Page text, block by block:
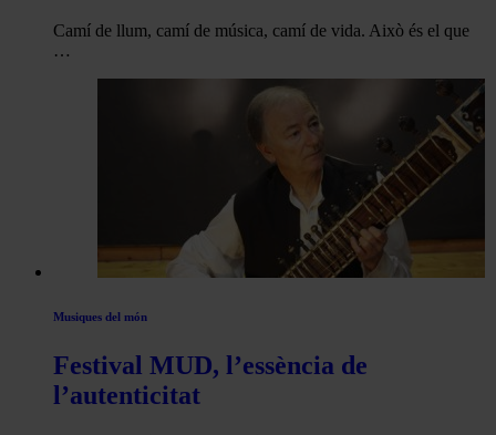
Camí de llum, camí de música, camí de vida. Això és el que
…
Musiques del món
Festival MUD, l’essència de
l’autenticitat